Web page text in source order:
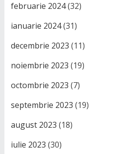
februarie 2024(32)
ianuarie 2024(31)
decembrie 2023 (11)
noiembrie 2023 (19)
octombrie 2023 (7)
septembrie 2023 (19)
august 2023 (18)
iulie 2023 (30)